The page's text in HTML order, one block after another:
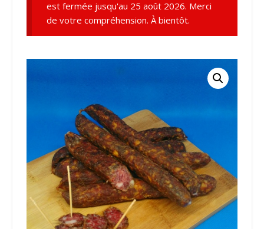
est fermée jusqu'au 25 août 2026. Merci
de votre compréhension. À bientôt.